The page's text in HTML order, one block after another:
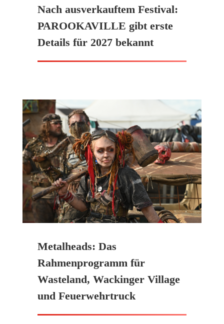
Nach ausverkauftem Festival:
PAROOKAVILLE gibt erste
Details für 2027 bekannt
Metalheads: Das
Rahmenprogramm für
Wasteland, Wackinger Village
und Feuerwehrtruck